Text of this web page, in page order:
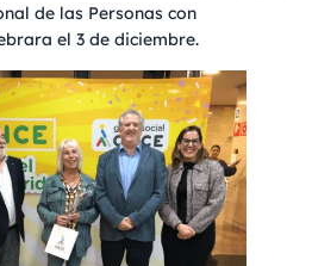
de las Personas con
el 3 de diciembre.